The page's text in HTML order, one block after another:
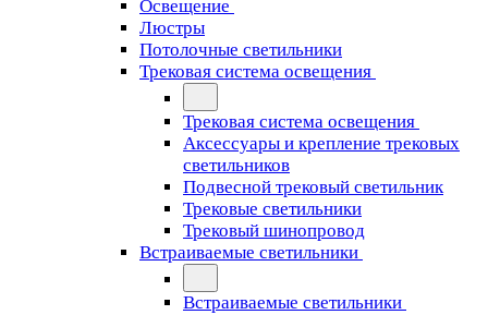
Освещение
Люстры
Потолочные светильники
Трековая система освещения
Трековая система освещения
Аксессуары и крепление трековых
светильников
Подвесной трековый светильник
Трековые светильники
Трековый шинопровод
Встраиваемые светильники
Встраиваемые светильники